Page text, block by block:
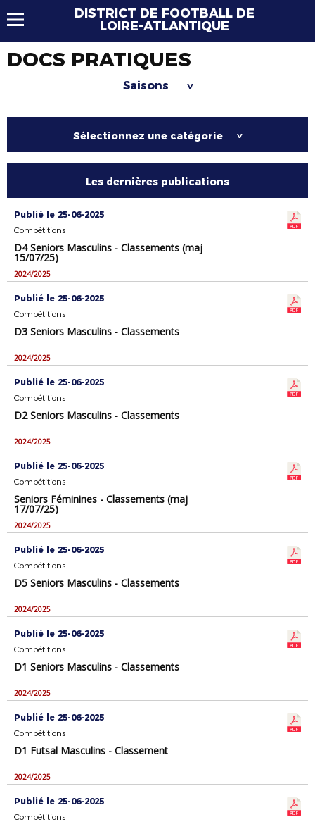
DISTRICT DE FOOTBALL DE
LOIRE-ATLANTIQUE
DOCS PRATIQUES
Saisons >
Sélectionnez une catégorie >
Les dernières publications
Publié le 25-06-2025
Compétitions
D4 Seniors Masculins - Classements (maj
15/07/25)
2024/2025
Publié le 25-06-2025
Compétitions
D3 Seniors Masculins - Classements
2024/2025
Publié le 25-06-2025
Compétitions
D2 Seniors Masculins - Classements
2024/2025
Publié le 25-06-2025
Compétitions
Seniors Féminines - Classements (maj
17/07/25)
2024/2025
Publié le 25-06-2025
Compétitions
D5 Seniors Masculins - Classements
2024/2025
Publié le 25-06-2025
Compétitions
D1 Seniors Masculins - Classements
2024/2025
Publié le 25-06-2025
Compétitions
D1 Futsal Masculins - Classement
2024/2025
Publié le 25-06-2025
Compétitions